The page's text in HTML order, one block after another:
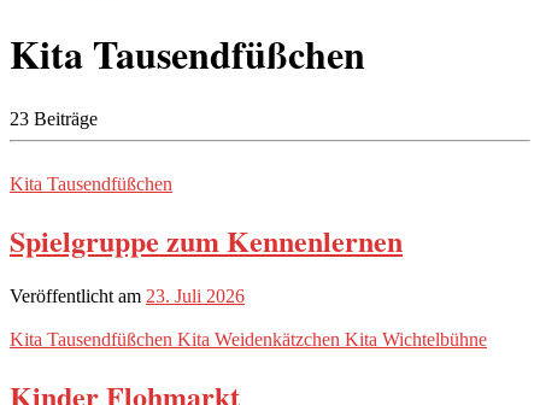
Kita Tausendfüßchen
23 Beiträge
Kita Tausendfüßchen
Spielgruppe zum Kennenlernen
Veröffentlicht am 23. Juli 2026
Kita Tausendfüßchen Kita Weidenkätzchen Kita Wichtelbühne
Kinder Flohmarkt